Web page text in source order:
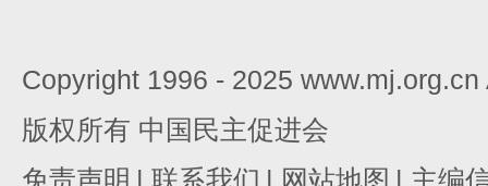
Copyright 1996 - 2025
版权所有 中国民主促进会
免责声明 | 联系我们 | 网站地图 | 主编